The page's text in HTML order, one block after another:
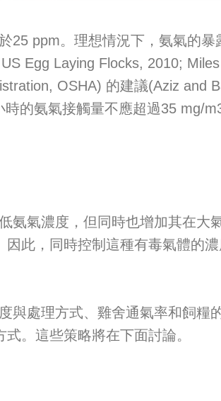
ppm。理想情況下，氨氣的暴
Egg Laying Flocks, 2010;
OSHA) 的建議(Aziz
的氨氣接觸量不應超過35 mg/
濃度，但同時也增加其在大
此，同時控制這種有毒氣體的
理方式、雞舍通氣率和飼糧
。這些策略將在下面討論。